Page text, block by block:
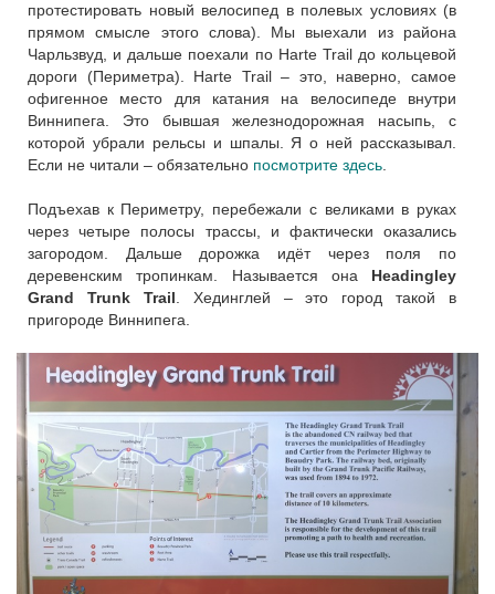
протестировать новый велосипед в полевых условиях (в
прямом смысле этого слова). Мы выехали из района
Чарльзвуд, и дальше поехали по Harte Trail до кольцевой
дороги (Периметра). Harte Trail – это, наверно, самое
офигенное место для катания на велосипеде внутри
Виннипега. Это бывшая железнодорожная насыпь, с
которой убрали рельсы и шпалы. Я о ней рассказывал.
Если не читали – обязательно посмотрите здесь.
Подъехав к Периметру, перебежали с великами в руках
через четыре полосы трассы, и фактически оказались
загородом. Дальше дорожка идёт через поля по
деревенским тропинкам. Называется она Headingley
Grand Trunk Trail. Хединглей – это город такой в
пригороде Виннипега.